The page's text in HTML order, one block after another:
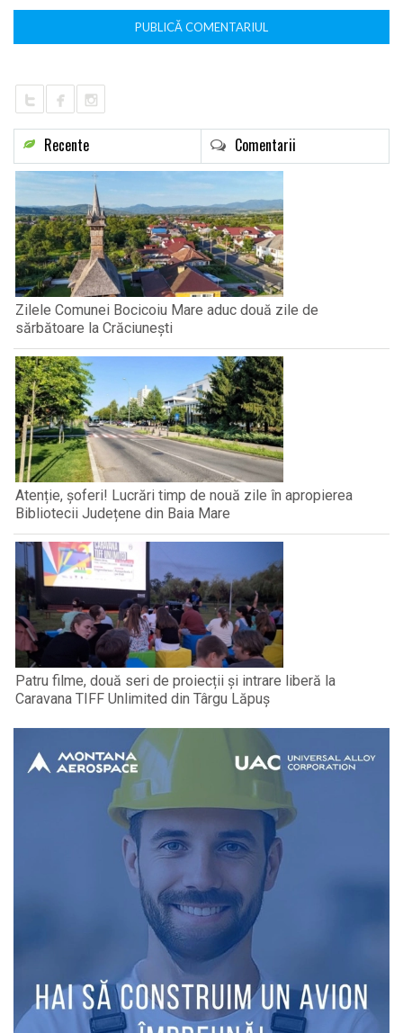
Recente Comentarii
Zilele Comunei Bocicoiu Mare aduc două zile de
sărbătoare la Crăciunești
Atenție, șoferi! Lucrări timp de nouă zile în apropierea
Bibliotecii Județene din Baia Mare
Patru filme, două seri de proiecții și intrare liberă la
Caravana TIFF Unlimited din Târgu Lăpuș